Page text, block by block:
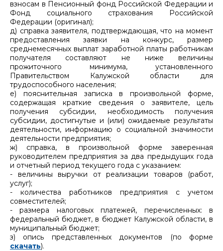
взносам в Пенсионный фонд Российской Федерации и
Фонд социального страхования Российской
Федерации (оригинал);
д) справка заявителя, подтверждающая, что на момент
предоставления заявки на конкурс, размер
среднемесячных выплат заработной платы работникам
получателя составляют не ниже величины
прожиточного минимума, установленного
Правительством Калужской области для
трудоспособного населения;
е) пояснительная записка в произвольной форме,
содержащая краткие сведения о заявителе, цель
получения субсидии, необходимость получения
субсидии, достигнутые и (или) ожидаемые результаты
деятельности, информацию о социальной значимости
деятельности предприятия;
ж) справка, в произвольной форме заверенная
руководителем предприятия за два предыдущих года
и отчетный период текущего года с указанием:
- величины выручки от реализации товаров (работ,
услуг);
- количества работников предприятия с учетом
совместителей;
- размера налоговых платежей, перечисленных: в
федеральный бюджет, в бюджет Калужской области, в
муниципальный бюджет;
з) опись представленных документов (по форме
скачать).